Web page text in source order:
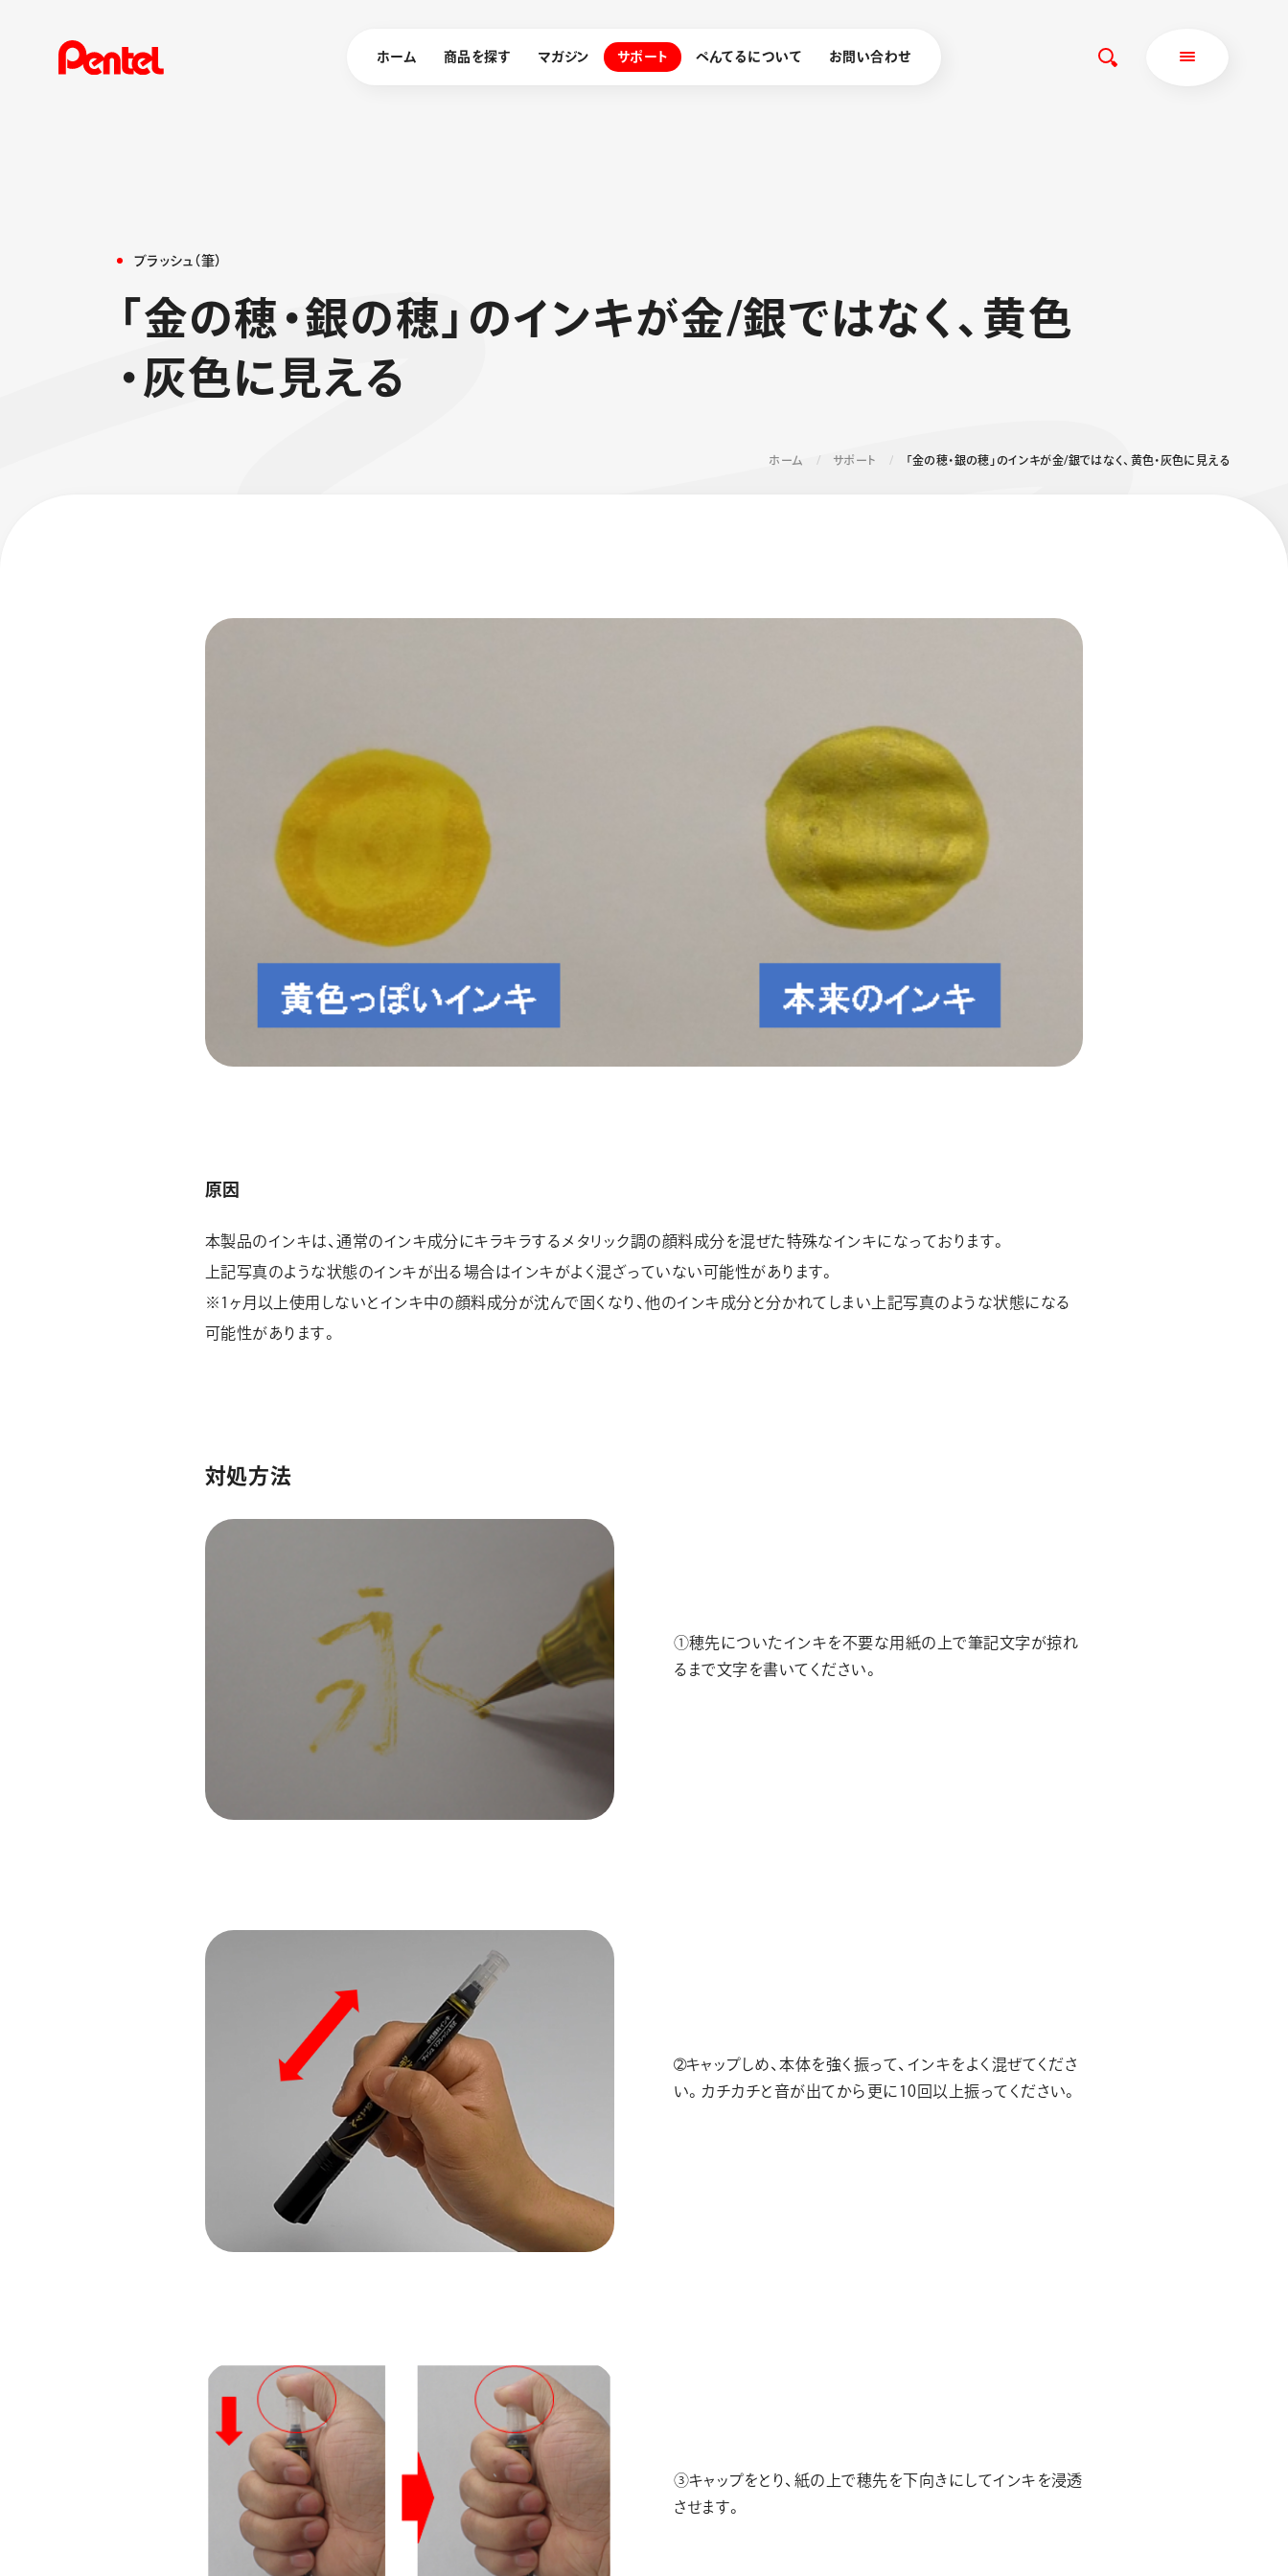
ホーム 商品を探す マガジン サポート ぺんてるについて お問い合わせ
エナージェル サインペン オレンズ
シャープペン
消し具
画材
その他
メッセージ
採用情報
ブラ ッシュ （筆）
「 金の穂 ・銀の穂 」 のインキが金/銀ではなく 、 黄色
・ 灰色に 見え る
ホーム サポート 「金の穂・銀の穂」のインキが金/銀ではなく、黄色・灰色に見える
原因
本製品のインキは、通常のインキ成分にキラキラするメタリック調の顔料成分を混ぜた特殊なインキになっております。
上記写真のような状態のインキが出る場合はインキがよく混ざっていない可能性があります。
※1ヶ月以上使用しないとインキ中の顔料成分が沈んで固くなり、他のインキ成分と分かれてしまい上記写真のような状態になる
可能性があります。
対処方法
①穂先についたインキを不要な用紙の上で筆記文字が掠れ
るまで文字を書いてください。
➁キャップしめ、本体を強く振って、インキをよく混ぜてくださ
い。カチカチと音が出てから更に10回以上振ってください。
③キャップをとり、紙の上で穂先を下向きにしてインキを浸透
させます。